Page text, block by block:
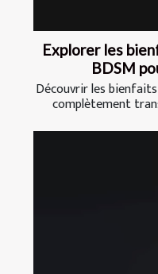
Explorer les
BDSM
Découvrir les
complètement